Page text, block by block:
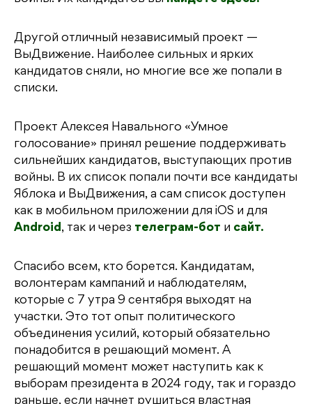
Другой отличный независимый проект —
ВыДвижение. Наиболее сильных и ярких
кандидатов сняли, но многие все же попали в
списки.
Проект Алексея Навального «Умное
голосование» принял решение поддерживать
сильнейших кандидатов, выступающих против
войны. В их список попали почти все кандидаты
Яблока и ВыДвижения, а сам список доступен
как в мобильном приложении для iOS и для
Android, так и через телеграм-бот и сайт.
Спасибо всем, кто борется. Кандидатам,
волонтерам кампаний и наблюдателям,
которые с 7 утра 9 сентября выходят на
участки. Это тот опыт политического
объединения усилий, который обязательно
понадобится в решающий момент. А
решающий момент может наступить как к
выборам президента в 2024 году, так и гораздо
раньше, если начнет рушиться властная